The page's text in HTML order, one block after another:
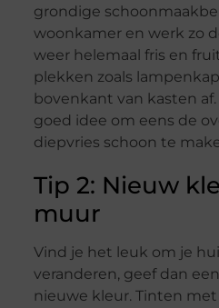
grondige
woonkamer en werk zo
weer helemaal fris en
plekken zoals
bovenkant van kasten
goed idee om eens de
diepvries schoon te
Tip 2: Nieuw
muur
Vind je het leuk om je
veranderen, geef dan
nieuwe kleur. Tinten